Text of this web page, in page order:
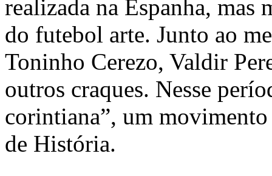
realizada na Espanha,
do futebol arte. Junto ao
Toninho Cerezo, Valdir
outros craques. Nesse
corintiana”, um
de História.